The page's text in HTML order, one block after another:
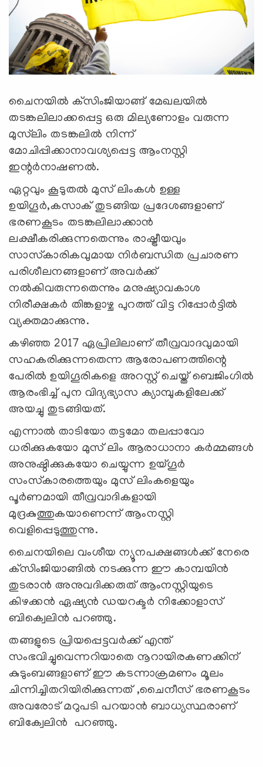
ചൈനയില്‍ ക്‌സിംജിയാങ്ങ് മേഖലയില്‍
തടങ്കലിലാക്കപ്പെട്ട ഒരു മില്യണോളം വരുന്ന
മുസ്‌ലിം തടങ്കലില്‍ നിന്ന്
മോചിപ്പിക്കാനാവശ്യപ്പെട്ട ആംനസ്റ്റി
ഇന്റര്‍നാഷണല്‍.
ഏറ്റവും കൂടുതല്‍ മുസ് ലിംകള്‍ ഉള്ള
ഉയിഗൂര്‍,കസാക് തുടങ്ങിയ പ്രദേശങ്ങളാണ്
ഭരണകൂടം തടങ്കലിലാക്കാന്‍
ലക്ഷീകരിക്കുന്നതെന്നും രാഷ്ട്രീയവും
സാസ്‌കാരികവുമായ നിര്‍ബന്ധിത പ്രചാരണ
പരിശീലനങ്ങളാണ് അവര്‍ക്ക്
നല്‍കിവരുന്നതെന്നും മനുഷ്യാവകാശ
നിരീക്ഷകര്‍ തിങ്കളാഴ്ച പുറത്ത് വിട്ട റിപ്പോര്‍ട്ടില്‍
വ്യക്തമാക്കുന്നു.
കഴിഞ്ഞ 2017 ഏപ്രിലിലാണ് തീവ്രവാദവുമായി
സഹകരിക്കുന്നതെന്ന ആരോപണത്തിന്റെ
പേരില്‍ ഉയിഗൂരികളെ അറസ്റ്റ് ചെയ്ത് ബെജിംഗില്‍
ആരംഭിച്ച് പുന വിദ്യഭ്യാസ ക്യാമ്പുകളിലേക്ക്
അയച്ചു തുടങ്ങിയത്.
എന്നാല്‍ താടിയോ തട്ടമോ തലപ്പാവോ
ധരിക്കുകയോ മുസ് ലിം ആരാധാനാ കര്‍മ്മങ്ങള്‍
അനുഷ്ഠിക്കുകയോ ചെയ്യുന്ന ഉയ്ഗൂര്‍
സംസ്‌കാരത്തെയും മുസ് ലിംകളെയും
പൂര്‍ണമായി തീവ്രവാദികളായി
മുദ്രകുത്തുകയാണെന്ന് ആംനസ്റ്റി
വെളിപ്പെടുത്തുന്നു.
ചൈനയിലെ വംശീയ ന്യൂനപക്ഷങ്ങള്‍ക്ക് നേരെ
ക്‌സിംജിയാങ്ങില്‍ നടക്കുന്ന ഈ കാമ്പയിന്‍
തുടരാന്‍ അനുവദിക്കരുത് ആംനസ്റ്റിയുടെ
കിഴക്കന്‍ ഏഷ്യന്‍ ഡയറക്ടര്‍ നിക്കോളാസ്
ബിക്വെലിന്‍ പറഞ്ഞു.
തങ്ങളുടെ പ്രിയപ്പെട്ടവര്‍ക്ക് എന്ത്
സംഭവിച്ചുവെന്നറിയാതെ നൂറായിരകണക്കിന്
കുടുംബങ്ങളാണ് ഈ കടന്നാക്രമണം മൂലം
ചിന്നിച്ചിതറിയിരിക്കുന്നത് ,ചൈനീസ് ഭരണകൂടം
അവരോട് മറുപടി പറയാന്‍ ബാധ്യസ്ഥരാണ്
ബിക്വേലിന്‍ പറഞ്ഞു.